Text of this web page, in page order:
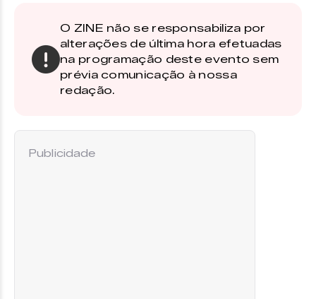
O ZINE não se responsabiliza por
alterações de última hora efetuadas
na programação deste evento sem
prévia comunicação à nossa
redação.
Publicidade